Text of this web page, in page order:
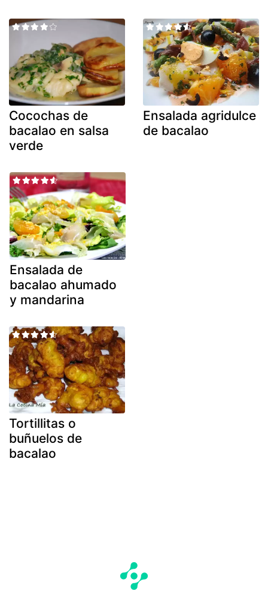
Cocochas de
bacalao en salsa
verde
Ensalada agridulce
de bacalao
Ensalada de
bacalao ahumado
y mandarina
Tortillitas o
buñuelos de
bacalao